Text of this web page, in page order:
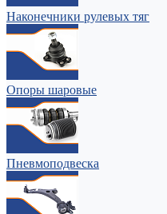
Наконечники рулевых тяг
Опоры шаровые
Пневмоподвеска